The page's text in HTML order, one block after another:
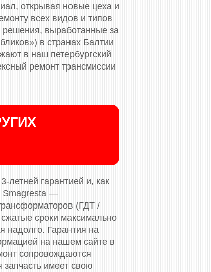
открывая новые цеха и
всех видов и типов
выработанные за
в странах Балтии
в наш петербургский
ремонт трансмиссии
летней гарантией и, как
Smagresta —
(ГДТ /
сроки максимально
надолго. Гарантия на
на нашем сайте в
сопровождаются
запчасть имеет свою